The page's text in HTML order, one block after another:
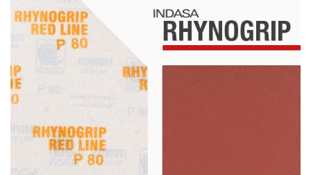
Schleif-Handpads
Zubehör/Hilfsmittel
Kleben & Beschichten
Spachteln
Lackieren